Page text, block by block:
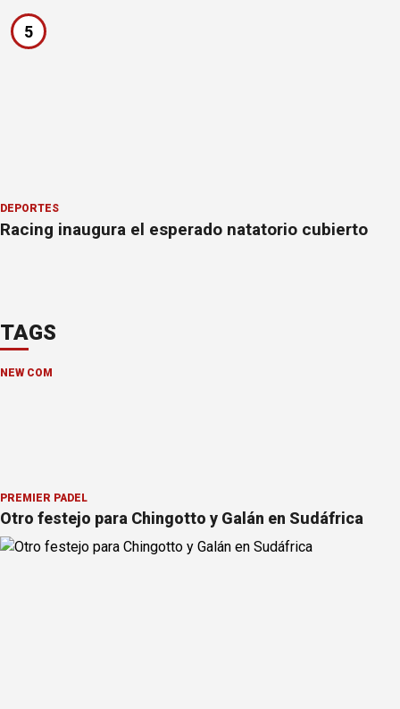
5
DEPORTES
Racing inaugura el esperado natatorio cubierto
TAGS
NEW COM
PREMIER PÁDEL
Otro festejo para Chingotto y Galán en Sudáfrica